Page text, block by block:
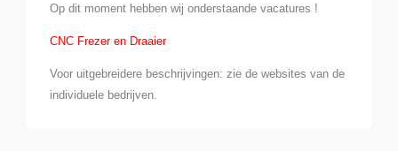
Op dit moment hebben wij onderstaande vacatures !
CNC Frezer en Draaier
Voor uitgebreidere beschrijvingen: zie de websites van de
individuele bedrijven.